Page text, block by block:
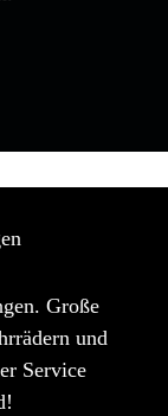
Große
und
Service